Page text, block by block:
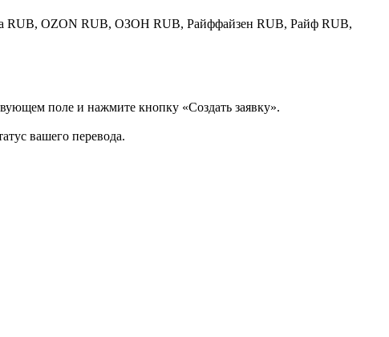
RUB, OZON RUB, ОЗОН RUB, Райффайзен RUB, Райф RUB,
поле и нажмите кнопку «Создать заявку».
вашего перевода.